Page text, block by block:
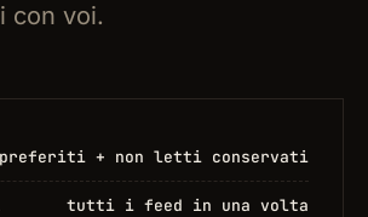
con voi.
preferiti + non letti conservati
tutti i feed in una volta